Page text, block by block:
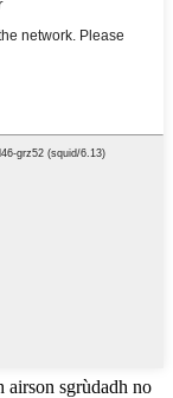
airson sgrùdadh no